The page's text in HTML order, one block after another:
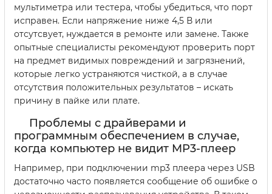
мультиметра или тестера, чтобы убедиться, что порт
исправен. Если напряжение ниже 4,5 В или
отсутсвует, нуждается в ремонте или замене. Также
опытные специалисты рекомендуют проверить порт
на предмет видимых повреждений и загрязнений,
которые легко устраняются чисткой, а в случае
отсутствия положительных результатов – искать
причину в пайке или плате.
Проблемы с драйверами и
программным обеспечением в случае,
когда компьютер не видит MP3-плеер
Например, при подключении mp3 плеера через USB
достаточно часто появляется сообщение об ошибке о